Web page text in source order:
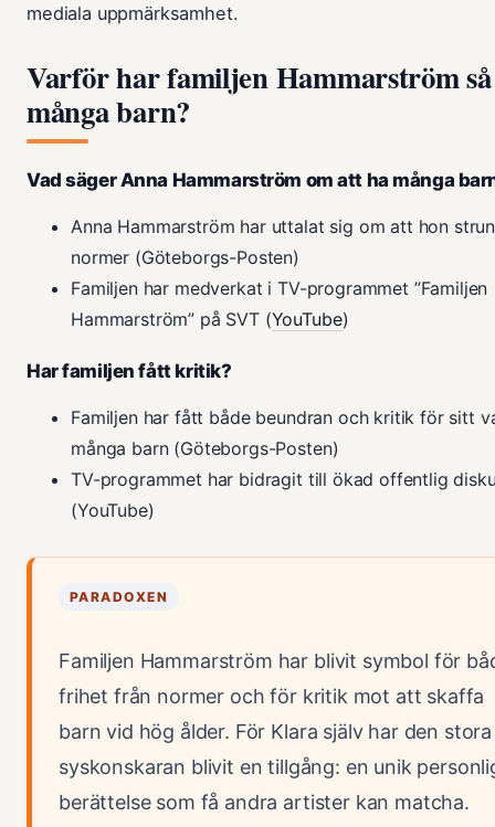
mediala uppmärksamhet.
Varför har familjen Hammarström så
många barn?
Vad säger Anna Hammarström om att ha många
Anna Hammarström har uttalat sig om att hon
normer (Göteborgs-Posten)
Familjen har medverkat i TV-programmet ”Familjen
Hammarström” på SVT (YouTube)
Har familjen fått kritik?
Familjen har fått både beundran och kritik för sitt
många barn (Göteborgs-Posten)
TV-programmet har bidragit till ökad offentlig
(YouTube)
PARADOXEN
Familjen Hammarström har blivit symbol för
frihet från normer och för kritik mot att skaffa
barn vid hög ålder. För Klara själv har den stora
syskonskaran blivit en tillgång: en unik
berättelse som få andra artister kan matcha.